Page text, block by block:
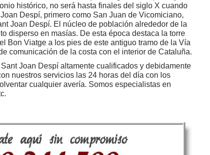
histórico, no será hasta finales del siglo X cuando
Despí, primero como San Juan de Vicomiciano,
Joan Despí. El núcleo de población alrededor de la
disperso en masías. De esta época destaca la torre
Bon Viatge a los pies de este antiguo tramo de la Vía
comunicación de la costa con el interior de Cataluña.
Joan Despí altamente cualificados y debidamente
nuestros servicios las 24 horas del día con los
cualquier avería. Somos especialistas en